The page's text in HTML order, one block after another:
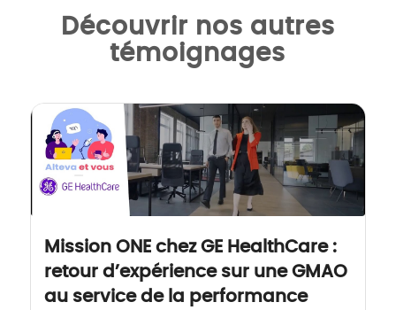
Découvrir nos autres
témoignages
Mission ONE chez GE HealthCare :
retour d’expérience sur une GMAO
au service de la performance